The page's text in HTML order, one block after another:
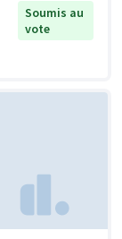
Soumis au
vote